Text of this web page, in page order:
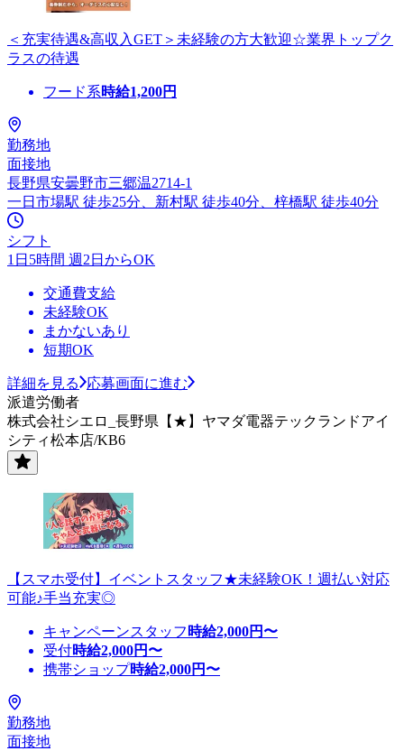
＜充実待遇&高収入GET＞未経験の方大歓迎☆業界トップク
ラスの待遇
フード系時給1,200円
勤務地
面接地
長野県安曇野市三郷温2714-1
一日市場駅 徒歩25分、新村駅 徒歩40分、梓橋駅 徒歩40分
シフト
1日5時間 週2日からOK
交通費支給
未経験OK
まかないあり
短期OK
詳細を見る
応募画面に進む
派遣労働者
株式会社シエロ_長野県【★】ヤマダ電器テックランドアイ
シティ松本店/KB6
【スマホ受付】イベントスタッフ★未経験OK！週払い対応
可能♪手当充実◎
キャンペーンスタッフ 時給2,000円〜
受付時給2,000円〜
携帯ショップ時給2,000円〜
勤務地
面接地